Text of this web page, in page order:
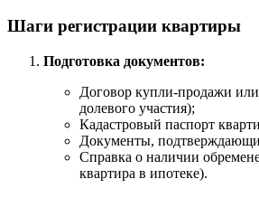
Шаги регистрации квартиры
Подготовка документов:
Договор купли-продажи
долевого участия);
Кадастровый паспорт
Документы,
Справка о наличии
квартира в ипотеке).